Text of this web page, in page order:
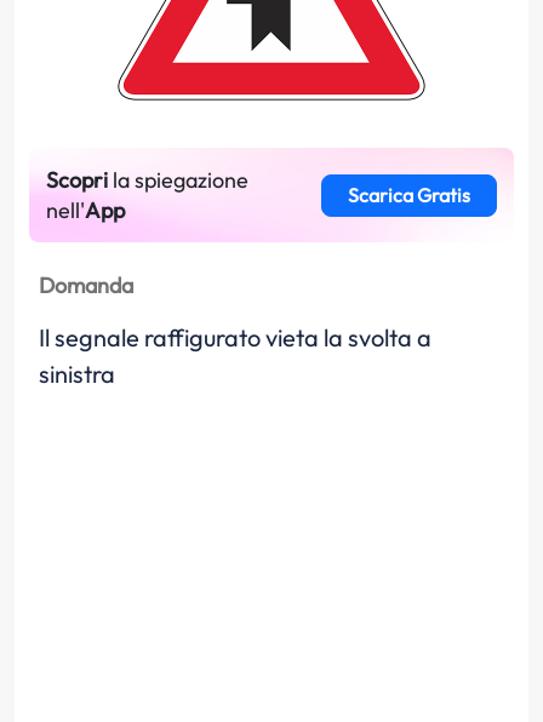
Scopri la spiegazione
nell'App
Scarica Gratis
Domanda
Il segnale raffigurato vieta la svolta a
sinistra